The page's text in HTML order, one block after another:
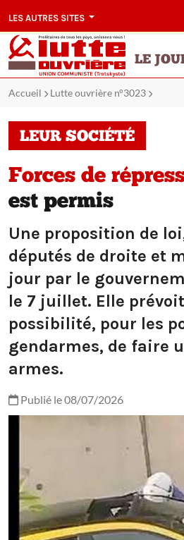
LES AUTRES SITES
LE
Accueil Lutte ouvrière n°3023
LEUR SOCIÉTÉ
Forces de
est permis
Une proposition de
députés de droite et
jour par le
le 7 juillet. Elle
possibilité, pour les
gendarmes, de faire
armes.
Publié le 08/07/2026